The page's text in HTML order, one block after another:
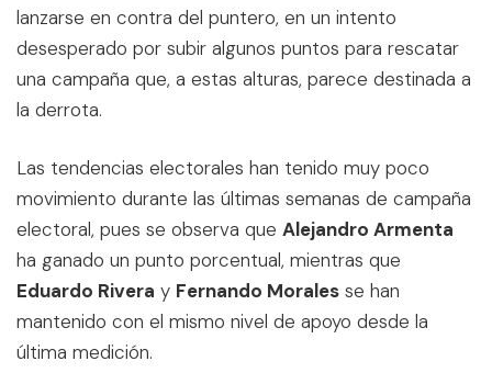
lanzarse en contra del puntero, en un intento
desesperado por subir algunos puntos para rescatar
una campaña que, a estas alturas, parece destinada a
la derrota.
Las tendencias electorales han tenido muy poco
movimiento durante las últimas semanas de campaña
electoral, pues se observa que Alejandro Armenta
ha ganado un punto porcentual, mientras que
Eduardo Rivera y Fernando Morales se han
mantenido con el mismo nivel de apoyo desde la
última medición.